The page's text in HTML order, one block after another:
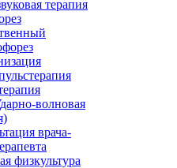
терапия
волновая
врача-
физкультура